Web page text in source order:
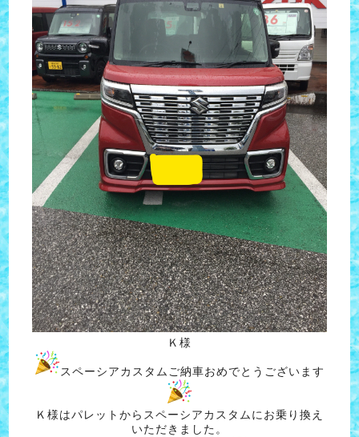
Ｋ様
スペーシアカスタムご納車おめでとうございます
Ｋ様はパレットからスペーシアカスタムにお乗り換え
いただきました。